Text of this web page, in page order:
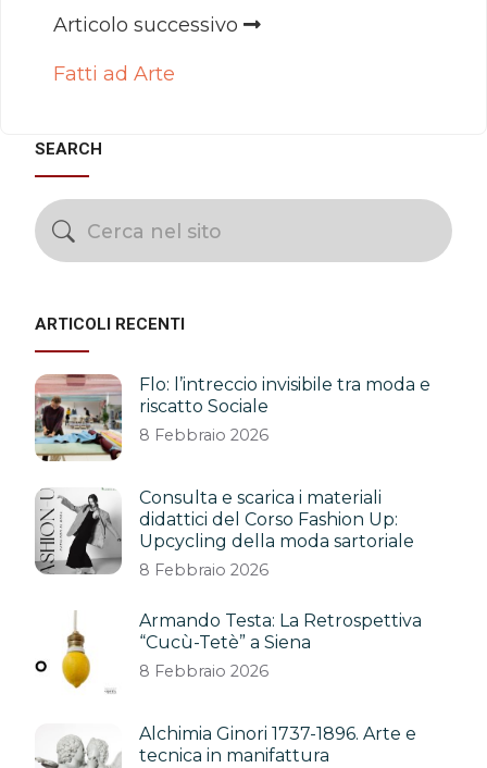
Articolo successivo
Fatti ad Arte
SEARCH
ARTICOLI RECENTI
Flo: l’intreccio invisibile tra moda e
riscatto Sociale
8 Febbraio 2026
Consulta e scarica i materiali
didattici del Corso Fashion Up:
Upcycling della moda sartoriale
8 Febbraio 2026
Armando Testa: La Retrospettiva
“Cucù-Tetè” a Siena
8 Febbraio 2026
Alchimia Ginori 1737-1896. Arte e
tecnica in manifattura